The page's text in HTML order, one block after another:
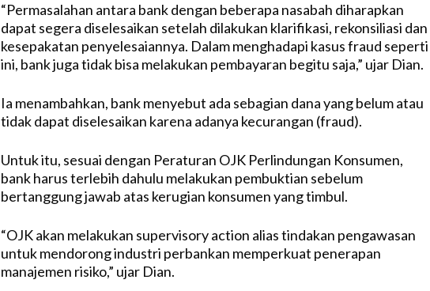
“Permasalahan antara bank dengan beberapa nasabah diharapkan
dapat segera diselesaikan setelah dilakukan klarifikasi, rekonsiliasi dan
kesepakatan penyelesaiannya. Dalam menghadapi kasus fraud seperti
ini, bank juga tidak bisa melakukan pembayaran begitu saja,” ujar Dian.
Ia menambahkan, bank menyebut ada sebagian dana yang belum atau
tidak dapat diselesaikan karena adanya kecurangan (fraud).
Untuk itu, sesuai dengan Peraturan OJK Perlindungan Konsumen,
bank harus terlebih dahulu melakukan pembuktian sebelum
bertanggung jawab atas kerugian konsumen yang timbul.
“OJK akan melakukan supervisory action alias tindakan pengawasan
untuk mendorong industri perbankan memperkuat penerapan
manajemen risiko,” ujar Dian.